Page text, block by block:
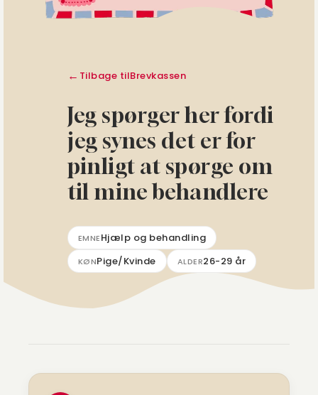
Tilbage tilBrevkassen
Jeg spørger her fordi
jeg synes det er for
pinligt at spørge om
til mine behandlere
EMNEHjælp og behandling
KØNPige/Kvinde ALDER26-29 år